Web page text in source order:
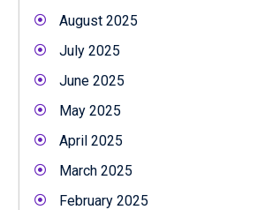
August 2025
July 2025
June 2025
May 2025
April 2025
March 2025
February 2025